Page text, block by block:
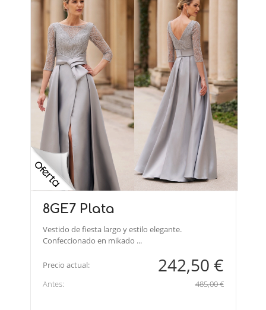
8GE7 Plata
Vestido de fiesta largo y estilo elegante.
Confeccionado en mikado ...
Precio actual: 242,50 €
Antes: 485,00 €